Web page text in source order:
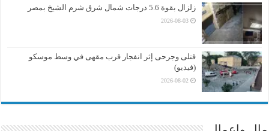
زلزال بقوة 5.6 درجات شمال شرق شرم الشيخ بمصر
2026-08-03
قتلى وجرحى إثر انفجار قرب مقهى في وسط موسكو
(فيديو)
2026-08-02